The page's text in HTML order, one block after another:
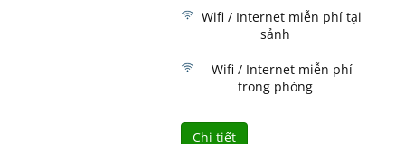
Wifi / Internet miễn phí tại
sảnh
Wifi / Internet miễn phí
trong phòng
Chi tiết